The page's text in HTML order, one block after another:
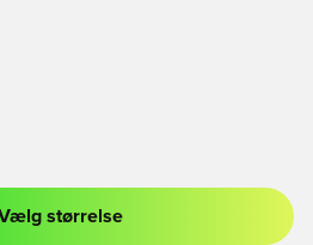
ind eller tilmelde dig som medlem
størrelse